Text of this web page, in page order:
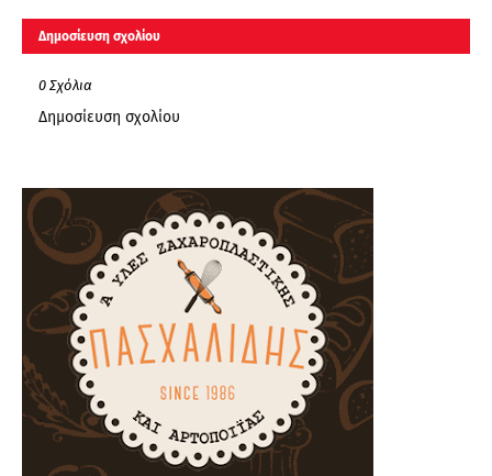
Δημοσίευση σχολίου
0 Σχόλια
Δημοσίευση σχολίου